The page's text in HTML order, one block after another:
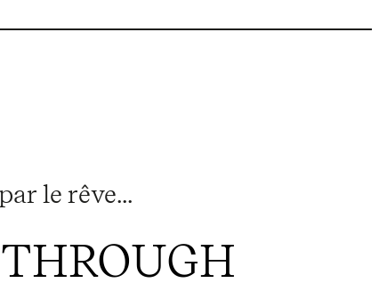
le rêve...